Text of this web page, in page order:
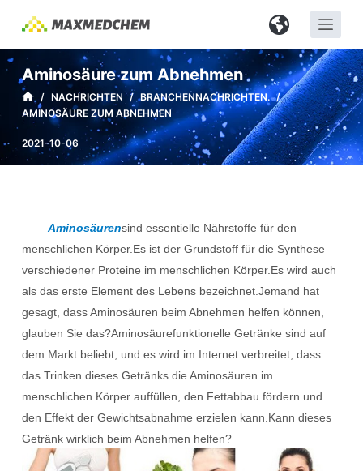
m
I
h
a
l
n
g
e
n
Aminosäure zum Abnehmen
/ NACHRICHTEN / BRANCHENNACHRICHTEN. /
AMINOSÄURE ZUM ABNEHMEN
2021-10-06
Aminosäurensind essentielle Nährstoffe für den
menschlichen Körper.Es ist der Grundstoff für die Synthese
verschiedener Proteine ​​im menschlichen Körper.Es wird auch
als das erste Element des Lebens bezeichnet.Jemand hat
gesagt, dass Aminosäuren beim Abnehmen helfen können,
glauben Sie das?Aminosäurefunktionelle Getränke sind auf
dem Markt beliebt, und es wird im Internet verbreitet, dass
das Trinken dieses Getränks die Aminosäuren im
menschlichen Körper auffüllen, den Fettabbau fördern und
den Effekt der Gewichtsabnahme erzielen kann.Kann dieses
Getränk wirklich beim Abnehmen helfen?